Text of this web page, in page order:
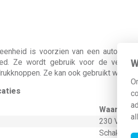
is voorzien van een
Ze wordt gebruik voor de
Ze kan ook gebruikt worden
Waarde
230 Volt